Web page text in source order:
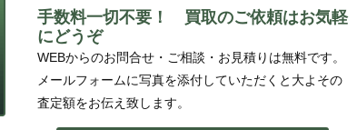
手数料一切不要！ 買取のご依頼はお気軽
にどうぞ
WEBからのお問合せ・ご相談・お見積りは無料です。
メールフォームに写真を添付していただくと大よその
査定額をお伝え致します。